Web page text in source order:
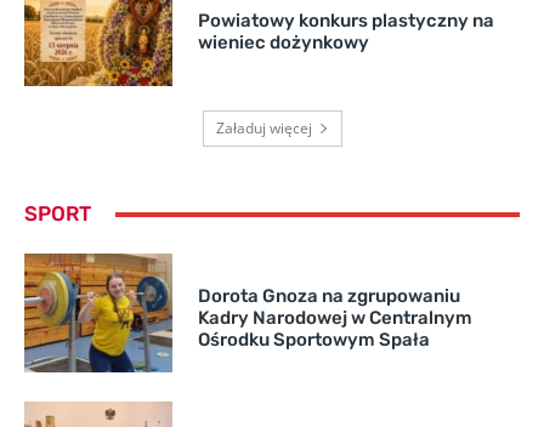
Powiatowy konkurs plastyczny na
wieniec dożynkowy
Załaduj więcej
SPORT
Dorota Gnoza na zgrupowaniu
Kadry Narodowej w Centralnym
Ośrodku Sportowym Spała